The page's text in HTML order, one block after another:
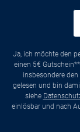
Ja, ich möchte den
einen 5€
insbesondere
gelesen und bin
siehe
einlösbar und nach